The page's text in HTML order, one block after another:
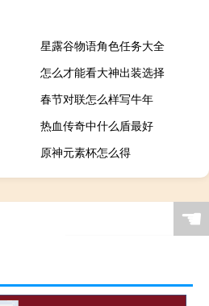
星露谷物语角色任务大全
怎么才能看大神出装选择
春节对联怎么样写牛年
热血传奇中什么盾最好
原神元素杯怎么得
☚